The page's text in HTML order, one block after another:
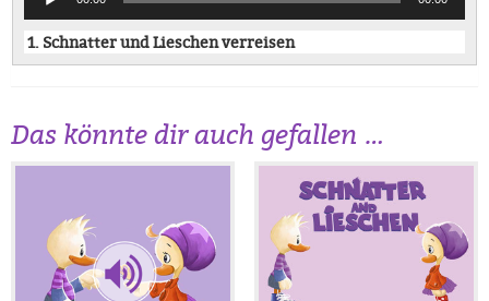
Player
1. Schnatter und Lieschen verreisen
Das könnte dir auch gefallen …